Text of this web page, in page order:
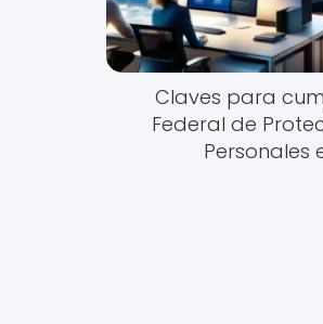
Claves para
Federal de
Personales